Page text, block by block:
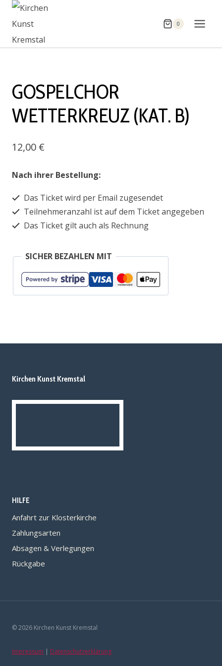
Zum
Inhalt
springen
0
GOSPELCHOR
WETTERKREUZ (KAT. B)
12,00 €
Nach ihrer Bestellung:
Das Ticket wird per Email zugesendet
Teilnehmeranzahl ist auf dem Ticket angegeben
Das Ticket gilt auch als Rechnung
SICHER BEZAHLEN MIT
Kirchen Kunst Kremstal
HILFE
Anfahrt zur Klosterkirche
Zahlungsarten
Absagen & Verlegungen
Rückgabe
© 2026 Kirchen Kunst Kremstal
Impressum | Datenschutzerklärung